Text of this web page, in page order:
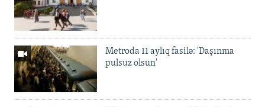
Metroda 11 aylıq fasilə: 'Daşınma
pulsuz olsun'